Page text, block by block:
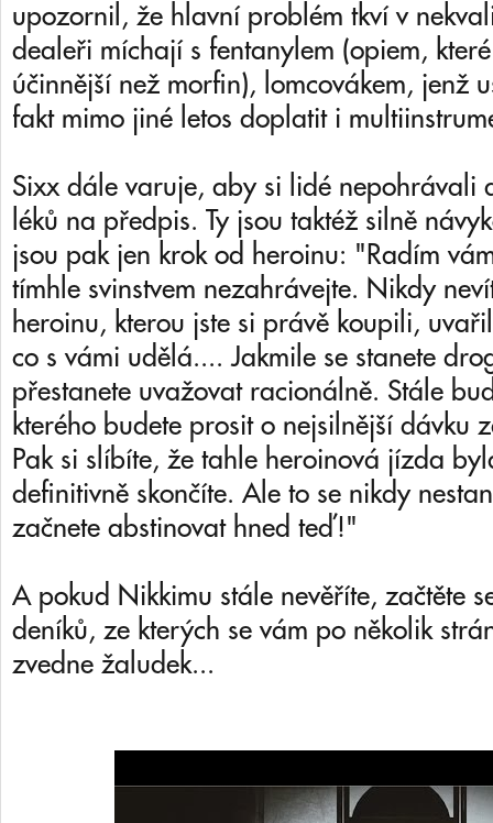
upozornil, že hlavní problém tkví v
dealeři míchají s fentanylem (opiem,
účinnější než morfin), lomcovákem, jenž
fakt mimo jiné letos doplatit i
Sixx dále varuje, aby si lidé nepohrávali
léků na předpis. Ty jsou taktéž silně
jsou pak jen krok od heroinu: "Radím
tímhle svinstvem nezahrávejte. Nikdy
heroinu, kterou jste si právě koupili,
co s vámi udělá.... Jakmile se stanete
přestanete uvažovat racionálně. Stále
kterého budete prosit o nejsilnější dávku
Pak si slíbíte, že tahle heroinová jízda
definitivně skončíte. Ale to se nikdy
začnete abstinovat hned teď!"
A pokud Nikkimu stále nevěříte, začtěte
deníků, ze kterých se vám po několik
zvedne žaludek...